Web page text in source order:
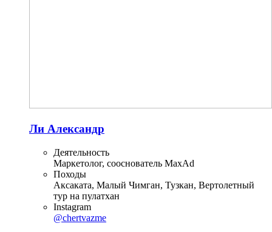
Ли Александр
Деятельность
Маркетолог, сооснователь MaxAd
Походы
Аксаката, Малый Чимган, Тузкан, Вертолетный
тур на пулатхан
Instagram
@chertvazme